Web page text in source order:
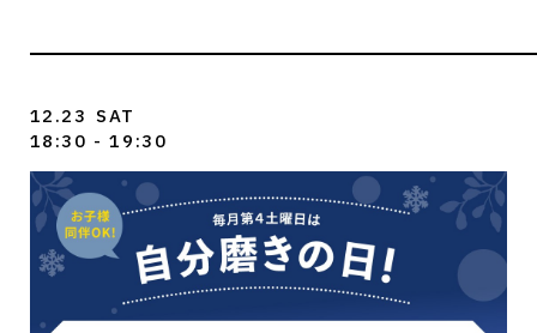
12.23 SAT
18:30 - 19:30